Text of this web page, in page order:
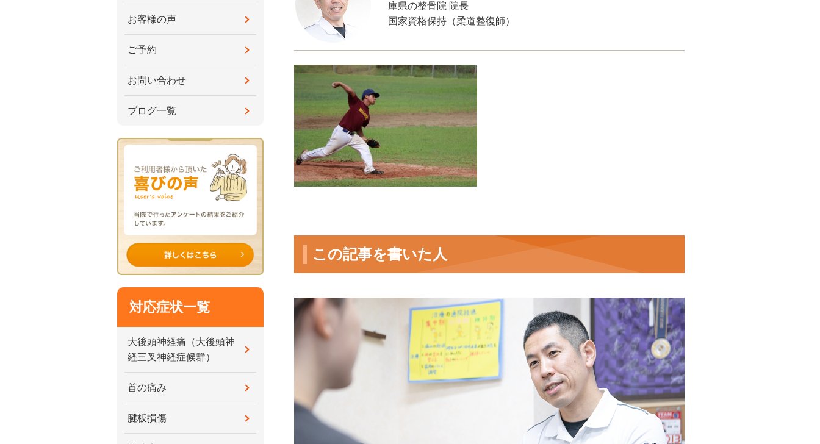
庫県の整骨院 院長
国家資格保持（柔道整復師）
この記事を書いた人
お客様の声
ご予約
お問い合わせ
ブログ一覧
対応症状一覧
大後頭神経痛（大後頭神
経三叉神経症候群）
首の痛み
腱板損傷